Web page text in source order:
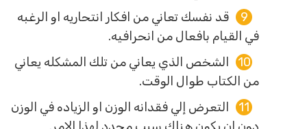
قد نفسك تعاني من افكار انتحاريه او الرغبه
في القيام بافعال من انحرافيه.
الشخص الذي يعاني من تلك المشكله يعاني
من الكتاب طوال الوقت.
التعرض إلي فقدانه الوزن او الزياده في الوزن